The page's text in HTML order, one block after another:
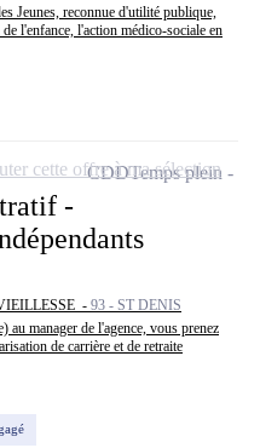
Jeunes, reconnue d'utilité publique,
l'enfance, l'action médico-sociale en
-
- 93 - ST DENIS
manager de l'agence, vous prenez
de carrière et de retraite
CDDTemps plein
cette offre à ma sélection